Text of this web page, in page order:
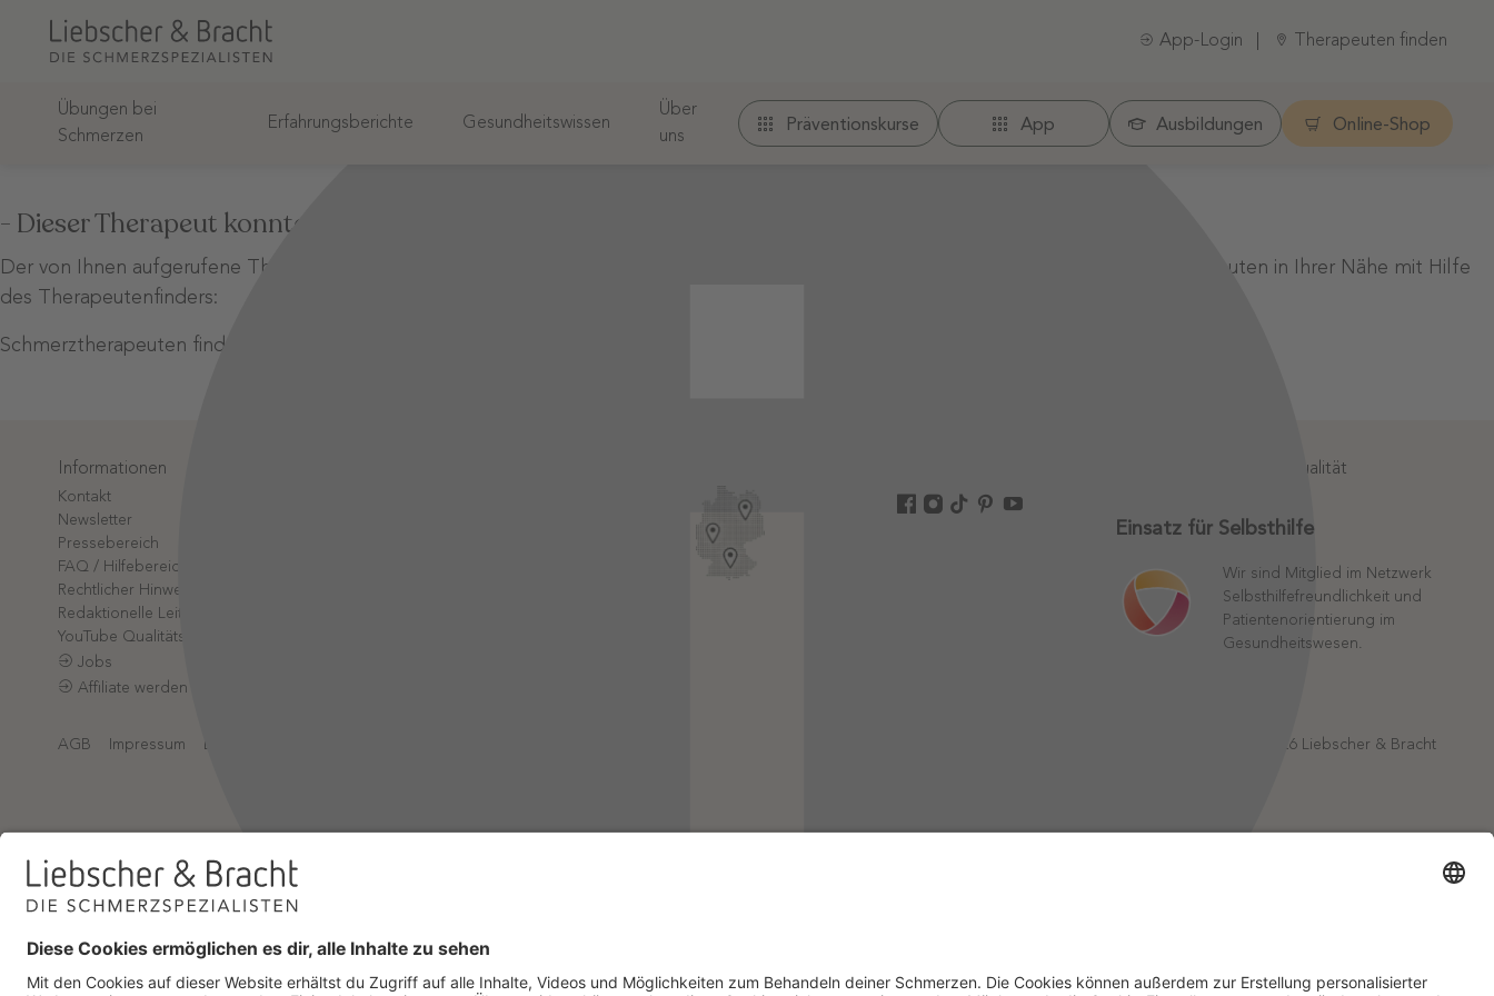
App-Login Therapeuten finden
Übungen bei
Schmerzen
Erfahrungsberichte Gesundheitswissen
Über
uns
Präventionskurse App Ausbildungen Online-Shop
- Dieser Therapeut konnte nicht gefunden werden.
Der von Ihnen aufgerufene Therapeut wurde unter dieser URL nicht gefunden. Möglicherweise finden Sie ihn oder einen anderen Therapeuten in Ihrer Nähe mit Hilfe
des Therapeutenfinders:
Schmerztherapeuten finden
Informationen
Kontakt
Newsletter
Pressebereich
FAQ / Hilfebereich
Rechtlicher Hinweis
Redaktionelle Leitlinien
YouTube Qualitätsprozess
Jobs
Affiliate werden
Geprüfte Informationsqualität
Einsatz für Selbsthilfe
Wir sind Mitglied im Netzwerk
Selbsthilfefreundlichkeit und
Patientenorientierung im
Gesundheitswesen.
AGB Impressum Datenschutz 2026 Liebscher & Bracht